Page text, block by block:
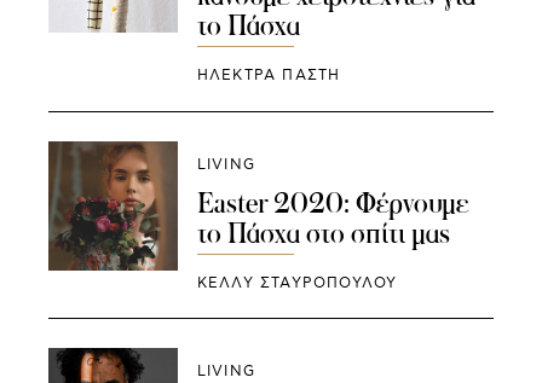
το Πάσχα
ΗΛΕΚΤΡΑ ΠΑΣΤΗ
LIVING
Easter 2020: Φέρνουμε
το Πάσχα στο σπίτι μας
ΚΕΛΛΥ ΣΤΑΥΡΟΠΟΥΛΟΥ
LIVING